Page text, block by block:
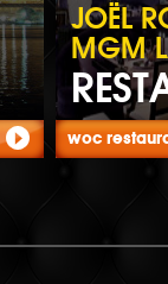
JOËL
MGM
woc